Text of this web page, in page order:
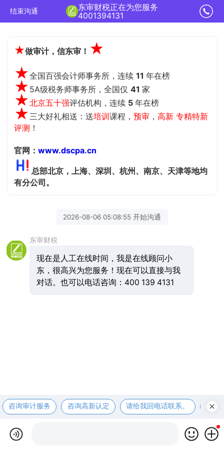
结束沟通
东审财税正在为您服务
4001394131
★做审计，信东审！ ★
★全国百强会计师事务所，连续11 年在榜
★ 5A级税务师事务所，全国仅41家
★北京五十强评估机构，连续 5年在榜
★ 三大好礼相送：送培训课程，预审 ，高新 专精特新
评测 ！
官网：www.dscpa.cn
总部北京，上海、深圳、杭州、南京、天津等地均
有分公司。
2026-08-06 05:08:55 开始沟通
东审财税
现在是人工在线时间，我是在线顾问小
东，很高兴为您服务！现在可以直接与我
对话。也可以电话咨询：400 139 4131
咨询审计服务 咨询高新认定 请给我回电话联系。 咨